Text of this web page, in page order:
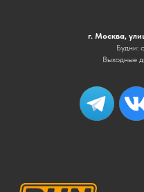
г. Москва,
Будни:
Выходные